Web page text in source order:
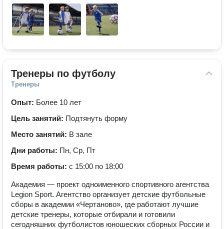
Тренеры по футболу
Тренеры
Опыт: Более 10 лет
Цель занятий: Подтянуть форму
Место занятий: В зале
Дни работы: Пн, Ср, Пт
Время работы: с 15:00 по 18:00
Академия — проект одноименного спортивного агентства
Legion Sport. Агентство организует детские футбольные
сборы в академии «Чертаново», где работают лучшие
детские тренеры, которые отбирали и готовили
сегодняшних футболистов юношеских сборных России и